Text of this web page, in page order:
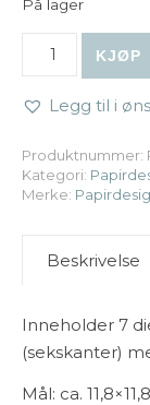
På lager
KJØP
Legg til i
Produktnummer:
Kategori:
Merke:
Beskrivelse
Inneholder 7
(sekskanter)
Mål: ca.